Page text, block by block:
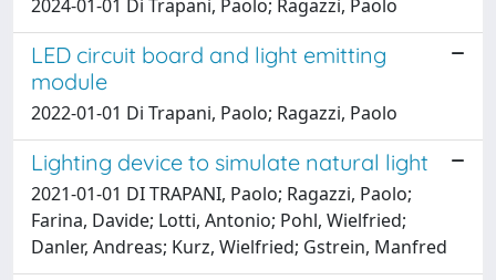
2024-01-01 Di Trapani, Paolo; Ragazzi, Paolo
LED circuit board and light emitting
module
2022-01-01 Di Trapani, Paolo; Ragazzi, Paolo
Lighting device to simulate natural light
2021-01-01 DI TRAPANI, Paolo; Ragazzi, Paolo;
Farina, Davide; Lotti, Antonio; Pohl, Wielfried;
Danler, Andreas; Kurz, Wielfried; Gstrein, Manfred